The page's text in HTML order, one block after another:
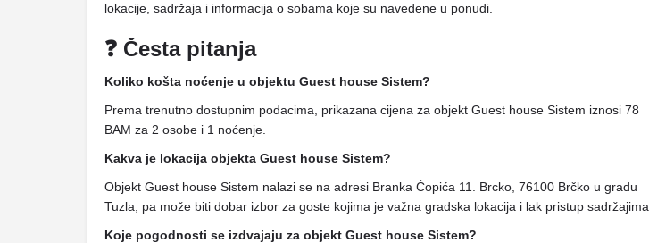
lokacije, sadržaja i informacija o sobama koje su navedene u ponudi.
❓ Česta pitanja
Koliko košta noćenje u objektu Guest house Sistem?
Prema trenutno dostupnim podacima, prikazana cijena za objekt Guest house Sistem iznosi 78
BAM za 2 osobe i 1 noćenje.
Kakva je lokacija objekta Guest house Sistem?
Objekt Guest house Sistem nalazi se na adresi Branka Ćopića 11. Brcko, 76100 Brčko u gradu
Tuzla, pa može biti dobar izbor za goste kojima je važna gradska lokacija i lak pristup sadržajima.
Koje pogodnosti se izdvajaju za objekt Guest house Sistem?